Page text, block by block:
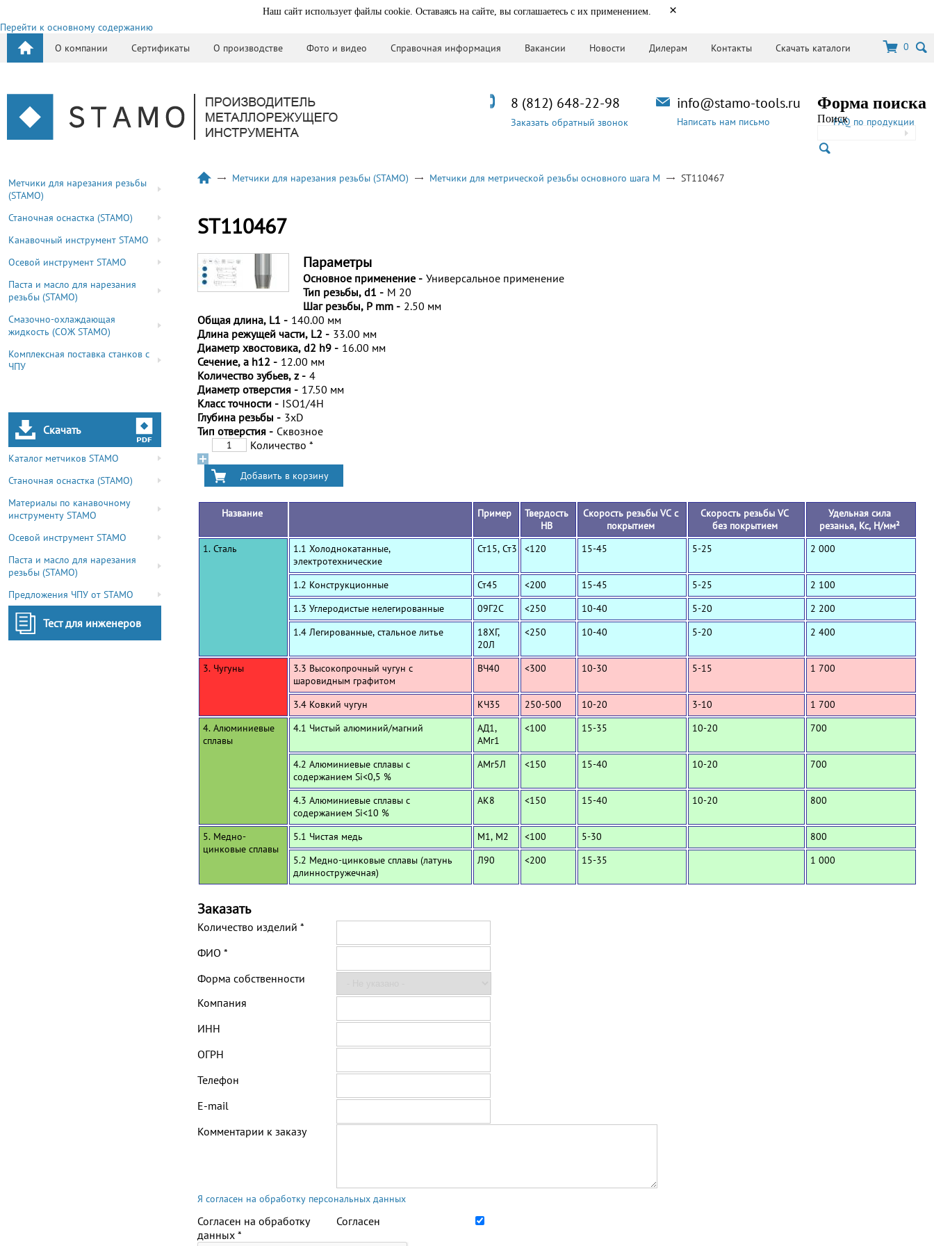
Наш сайт использует файлы cookie. Оставаясь на сайте, вы соглашаетесь с их применением. ×
Перейти к основному содержанию
О компании
Сертификаты О производстве Фото и видео Справочная информация Вакансии Новости Дилерам Контакты Скачать каталоги 0
Форма поиска
ПоискFAQ по продукции
info@stamo-tools.ru
Написать нам письмо
8 (812) 648-22-98
Заказать обратный звонок
Метчики для нарезания резьбы
(STAMO)
Станочная оснастка (STAMO)
Канавочный инструмент STAMO
Осевой инструмент STAMO
Паста и масло для нарезания
резьбы (STAMO)
Смазочно-охлаждающая
жидкость (СОЖ STAMO)
Комплексная поставка станков с
ЧПУ
Скачать
Каталог метчиков STAMO
Станочная оснастка (STAMO)
Материалы по канавочному
инструменту STAMO
Осевой инструмент STAMO
Паста и масло для нарезания
резьбы (STAMO)
Предложения ЧПУ от STAMO
Тест для инженеров
Метчики для нарезания резьбы (STAMO) Метчики для метрической резьбы основного шага M ST110467
ST110467
Параметры
Основное применение - Универсальное применение
Тип резьбы, d1 - M 20
Шаг резьбы, P mm - 2.50 мм
Общая длина, L1 - 140.00 мм
Длина режущей части, L2 - 33.00 мм
Диаметр хвостовика, d2 h9 - 16.00 мм
Сечение, a h12 - 12.00 мм
Количество зубьев, z - 4
Диаметр отверстия - 17.50 мм
Класс точности - ISO1/4H
Глубина резьбы - 3xD
Тип отверстия - Сквозное
Количество *
Название Пример
Твердость
HB
Скорость резьбы VC с
покрытием
Скорость резьбы VC
без покрытием
Удельная сила
резанья, Кс, Н/мм²
1. Сталь
1.1 Холоднокатанные,
электротехнические
Ст15, Ст3 <120 15-45 5-25 2 000
1.2 Конструкционные Ст45 <200 15-45 5-25
2 100
1.3 Углеродистые нелегированные
09Г2С <250 10-40 5-20
2 200
1.4 Легированные, стальное литье
18ХГ,
20Л
<250 10-40 5-20 2 400
3. Чугуны
3.3 Высокопрочный чугун с
шаровидным графитом
ВЧ40 <300 10-30 5-15 1 700
3.4 Ковкий чугун КЧ35 250-500 10-20 3-10
1 700
4. Алюминиевые
сплавы
4.1 Чистый алюминий/магний
АД1,
АМг1
<100 15-35 10-20 700
4.2 Алюминиевые сплавы с
содержанием Si<0,5 %
АМг5Л <150 15-40 10-20 700
4.3 Алюминиевые сплавы с
содержанием Si<10 %
АК8 <150 15-40 10-20 800
5. Медно-
цинковые сплавы
5.1 Чистая медь М1, М2 <100 5-30
800
5.2 Медно-цинковые сплавы (латунь
длинностружечная)
Л90 <200 15-35 1 000
Заказать
Количество изделий *
ФИО *
Форма собственности
Компания
ИНН
ОГРН
Телефон
E-mail
Комментарии к заказу
Я согласен на обработку персональных данных
Согласен на обработку
данных *
Согласен